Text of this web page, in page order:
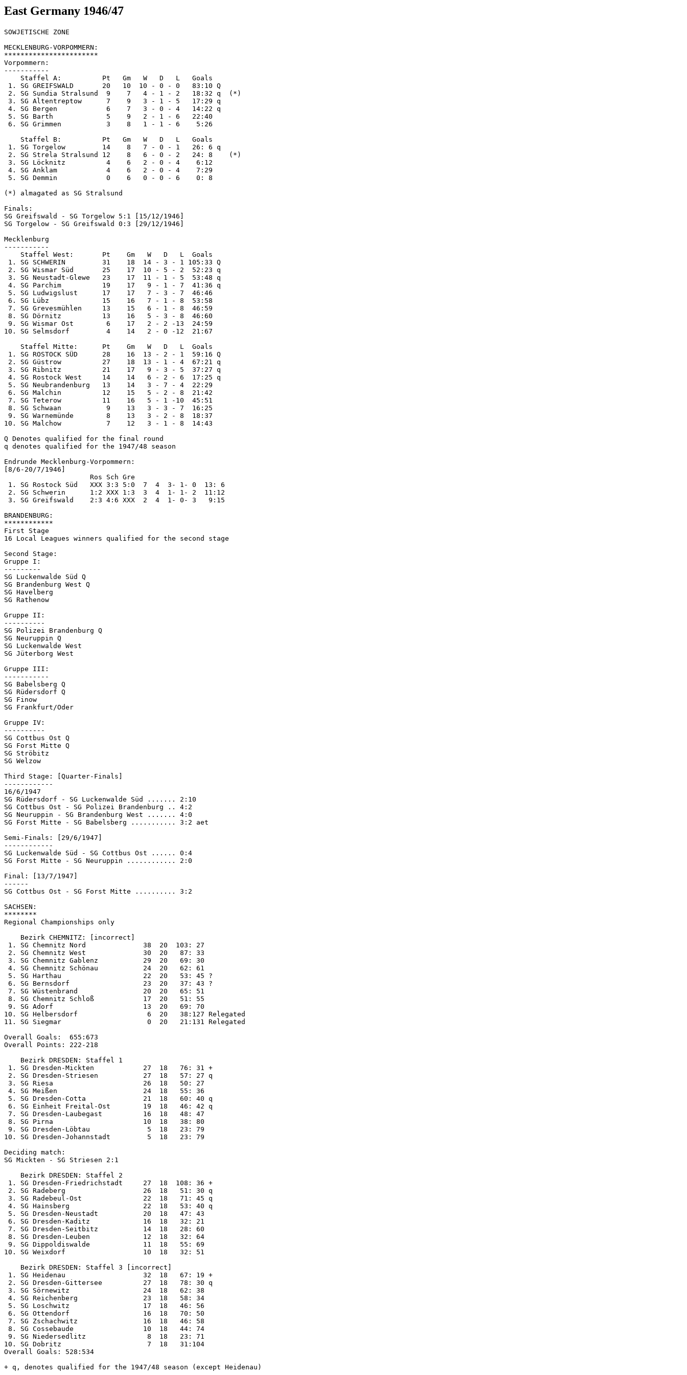
East Germany 1946/47
SOWJETISCHE ZONE
MECKLENBURG-VORPOMMERN:
***********************
Vorpommern:
-----------
    Staffel A:          Pt   Gm   W   D   L   Goals
1. SG GREIFSWALD       20   10  10 - 0 - 0   83:10 Q
2. SG Sundia Stralsund  9    7   4 - 1 - 2   18:32 q  (*)
3. SG Altentreptow      7    9   3 - 1 - 5   17:29 q
4. SG Bergen            6    7   3 - 0 - 4   14:22 q
5. SG Barth             5    9   2 - 1 - 6   22:40
6. SG Grimmen           3    8   1 - 1 - 6    5:26
    Staffel B:          Pt   Gm   W   D   L   Goals
1. SG Torgelow         14    8   7 - 0 - 1   26: 6 q
2. SG Strela Stralsund 12    8   6 - 0 - 2   24: 8    (*)
3. SG Löcknitz          4    6   2 - 0 - 4    6:12
4. SG Anklam            4    6   2 - 0 - 4    7:29
5. SG Demmin            0    6   0 - 0 - 6    0: 8
(*) almagated as SG Stralsund
Finals:
SG Greifswald - SG Torgelow 5:1 [15/12/1946]
SG Torgelow - SG Greifswald 0:3 [29/12/1946]
Mecklenburg
-----------
    Staffel West:       Pt    Gm   W   D   L  Goals
1. SG SCHWERIN         31    18  14 - 3 - 1 105:33 Q
2. SG Wismar Süd       25    17  10 - 5 - 2  52:23 q
3. SG Neustadt-Glewe   23    17  11 - 1 - 5  53:48 q
4. SG Parchim          19    17   9 - 1 - 7  41:36 q
5. SG Ludwigslust      17    17   7 - 3 - 7  46:46
6. SG Lübz             15    16   7 - 1 - 8  53:58
7. SG Grevesmühlen     13    15   6 - 1 - 8  46:59
8. SG Dörnitz          13    16   5 - 3 - 8  46:60
9. SG Wismar Ost        6    17   2 - 2 -13  24:59
10. SG Selmsdorf         4    14   2 - 0 -12  21:67
    Staffel Mitte:      Pt    Gm   W   D   L  Goals
1. SG ROSTOCK SÜD      28    16  13 - 2 - 1  59:16 Q
2. SG Güstrow          27    18  13 - 1 - 4  67:21 q
3. SG Ribnitz          21    17   9 - 3 - 5  37:27 q
4. SG Rostock West     14    14   6 - 2 - 6  17:25 q
5. SG Neubrandenburg   13    14   3 - 7 - 4  22:29
6. SG Malchin          12    15   5 - 2 - 8  21:42
7. SG Teterow          11    16   5 - 1 -10  45:51
8. SG Schwaan           9    13   3 - 3 - 7  16:25
9. SG Warnemünde        8    13   3 - 2 - 8  18:37
10. SG Malchow           7    12   3 - 1 - 8  14:43
Q Denotes qualified for the final round
q denotes qualified for the 1947/48 season
Endrunde Mecklenburg-Vorpommern:
[8/6-20/7/1946]
                     Ros Sch Gre
1. SG Rostock Süd   XXX 3:3 5:0  7  4  3- 1- 0  13: 6
2. SG Schwerin      1:2 XXX 1:3  3  4  1- 1- 2  11:12
3. SG Greifswald    2:3 4:6 XXX  2  4  1- 0- 3   9:15
BRANDENBURG:
************
First Stage
16 Local Leagues winners qualified for the second stage
Second Stage:
Gruppe I:
---------
SG Luckenwalde Süd Q
SG Brandenburg West Q
SG Havelberg
SG Rathenow
Gruppe II:
----------
SG Polizei Brandenburg Q
SG Neuruppin Q
SG Luckenwalde West
SG Jüterborg West
Gruppe III:
-----------
SG Babelsberg Q
SG Rüdersdorf Q
SG Finow
SG Frankfurt/Oder
Gruppe IV:
----------
SG Cottbus Ost Q
SG Forst Mitte Q
SG Ströbitz
SG Welzow
Third Stage: [Quarter-Finals]
------------
16/6/1947
SG Rüdersdorf - SG Luckenwalde Süd ....... 2:10
SG Cottbus Ost - SG Polizei Brandenburg .. 4:2
SG Neuruppin - SG Brandenburg West ....... 4:0
SG Forst Mitte - SG Babelsberg ........... 3:2 aet
Semi-Finals: [29/6/1947]
------------
SG Luckenwalde Süd - SG Cottbus Ost ...... 0:4
SG Forst Mitte - SG Neuruppin ............ 2:0
Final: [13/7/1947]
------
SG Cottbus Ost - SG Forst Mitte .......... 3:2
SACHSEN:
********
Regional Championships only
    Bezirk CHEMNITZ: [incorrect]
1. SG Chemnitz Nord              38  20  103: 27
2. SG Chemnitz West              30  20   87: 33
3. SG Chemnitz Gablenz           29  20   69: 30
4. SG Chemnitz Schönau           24  20   62: 61
5. SG Harthau                    22  20   53: 45 ?
6. SG Bernsdorf                  23  20   37: 43 ?
7. SG Wüstenbrand                20  20   65: 51
8. SG Chemnitz Schloß            17  20   51: 55
9. SG Adorf                      13  20   69: 70
10. SG Helbersdorf                 6  20   38:127 Relegated
11. SG Siegmar                     0  20   21:131 Relegated
Overall Goals:  655:673
Overall Points: 222-218
    Bezirk DRESDEN: Staffel 1
1. SG Dresden-Mickten            27  18   76: 31 +
2. SG Dresden-Striesen           27  18   57: 27 q
3. SG Riesa                      26  18   50: 27
4. SG Meißen                     24  18   55: 36
5. SG Dresden-Cotta              21  18   60: 40 q
6. SG Einheit Freital-Ost        19  18   46: 42 q
7. SG Dresden-Laubegast          16  18   48: 47
8. SG Pirna                      10  18   38: 80
9. SG Dresden-Löbtau              5  18   23: 79
10. SG Dresden-Johannstadt         5  18   23: 79
Deciding match:
SG Mickten - SG Striesen 2:1
    Bezirk DRESDEN: Staffel 2
1. SG Dresden-Friedrichstadt     27  18  108: 36 +
2. SG Radeberg                   26  18   51: 30 q
3. SG Radebeul-Ost               22  18   71: 45 q
4. SG Hainsberg                  22  18   53: 40 q
5. SG Dresden-Neustadt           20  18   47: 43
6. SG Dresden-Kaditz             16  18   32: 21
7. SG Dresden-Seitbitz           14  18   28: 60
8. SG Dresden-Leuben             12  18   32: 64
9. SG Dippoldiswalde             11  18   55: 69
10. SG Weixdorf                   10  18   32: 51
    Bezirk DRESDEN: Staffel 3 [incorrect]
1. SG Heidenau                   32  18   67: 19 +
2. SG Dresden-Gittersee          27  18   78: 30 q
3. SG Sörnewitz                  24  18   62: 38
4. SG Reichenberg                23  18   58: 34
5. SG Loschwitz                  17  18   46: 56
6. SG Ottendorf                  16  18   70: 50
7. SG Zschachwitz                16  18   46: 58
8. SG Cossebaude                 10  18   44: 74
9. SG Niedersedlitz               8  18   23: 71
10. SG Dobritz                     7  18   31:104
Overall Goals: 528:534
+ q, denotes qualified for the 1947/48 season (except Heidenau)